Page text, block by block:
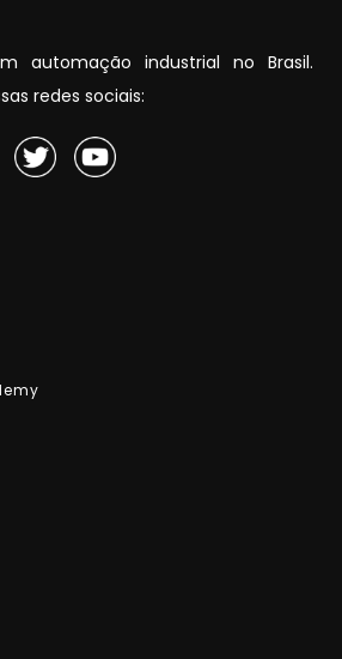
automação industrial no Brasil.
redes sociais: